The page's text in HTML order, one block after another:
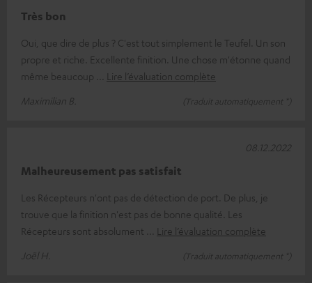
Très bon
Oui, que dire de plus ? C'est tout simplement le Teufel. Un son
propre et riche. Excellente finition. Une chose m'étonne quand
même beaucoup
Lire l’évaluation complète
Maximilian B.
(Traduit automatiquement *)
Malheureusement pas satisfait
Les Récepteurs n'ont pas de détection de port. De plus, je
trouve que la finition n'est pas de bonne qualité. Les
Récepteurs sont absolument
Lire l’évaluation complète
Joël H.
(Traduit automatiquement *)
08.12.2022